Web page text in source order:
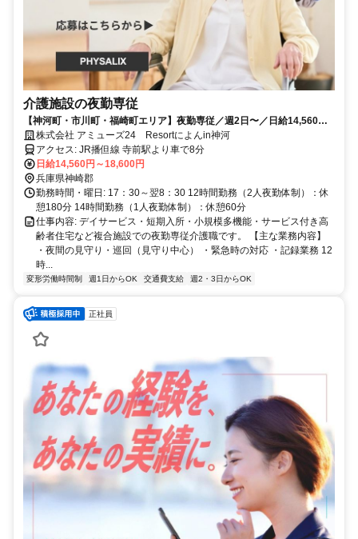
介護施設の夜勤専従
【神河町・市川町・福崎町エリア】夜勤専従／週2日〜／日給14,560
円〜18,600円✨／Wワーク可／マイカー通勤OK
株式会社 アミューズ24 Resortによんin神河
アクセス: JR播但線 寺前駅より車で8分
日給14,560円～18,600円
兵庫県神崎郡
勤務時間・曜日: 17：30～翌8：30 12時間勤務（2人夜勤体制）：休
憩180分 14時間勤務（1人夜勤体制）：休憩60分
仕事内容: デイサービス・短期入所・小規模多機能・サービス付き高
齢者住宅など複合施設での夜勤専従介護職です。 【主な業務内容】
・夜間の見守り・巡回（見守り中心） ・緊急時の対応 ・記録業務 12
時...
変形労働時間制 週1日からOK 交通費支給 週2・3日からOK
正社員